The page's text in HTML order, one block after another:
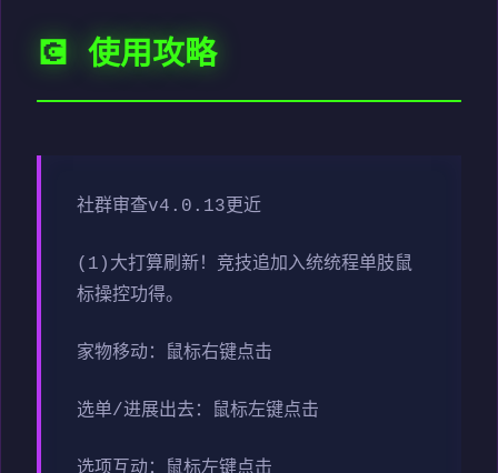
💽 使用攻略
社群审查v4.0.13更近
(1)大打算刷新！竞技追加入统统程单肢鼠
标操控功得。
家物移动：鼠标右键点击
选单/进展出去：鼠标左键点击
选项互动：鼠标左键点击